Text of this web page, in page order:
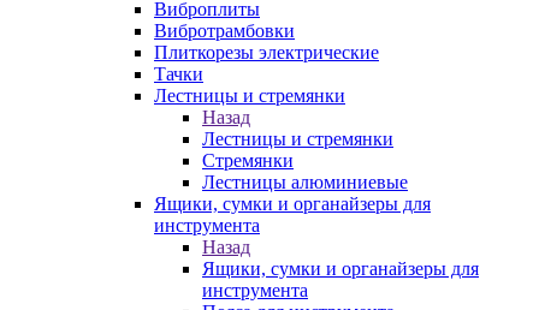
Виброплиты
Вибротрамбовки
Плиткорезы электрические
Тачки
Лестницы и стремянки
Назад
Лестницы и стремянки
Стремянки
Лестницы алюминиевые
Ящики, сумки и органайзеры для
инструмента
Назад
Ящики, сумки и органайзеры для
инструмента